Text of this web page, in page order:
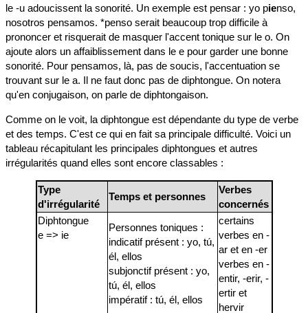
le -u adoucissent la sonorité. Un exemple est pensar : yo pienso,
nosotros pensamos. *penso serait beaucoup trop difficile à
prononcer et risquerait de masquer l'accent tonique sur le o. On
ajoute alors un affaiblissement dans le e pour garder une bonne
sonorité. Pour pensamos, là, pas de soucis, l'accentuation se
trouvant sur le a. Il ne faut donc pas de diphtongue. On notera
qu'en conjugaison, on parle de diphtongaison.
Comme on le voit, la diphtongue est dépendante du type de verbe
et des temps. C'est ce qui en fait sa principale difficulté. Voici un
tableau récapitulant les principales diphtongues et autres
irrégularités quand elles sont encore classables :
Type
d'irrégularité
Temps et personnes
Verbes
concernés
Diphtongue
e => ie
Personnes toniques :
indicatif présent : yo, tú,
él, ellos
subjonctif présent : yo,
tú, él, ellos
impératif : tú, él, ellos
certains
verbes en -
ar et en -er
verbes en -
entir, -erir, -
ertir et
hervir